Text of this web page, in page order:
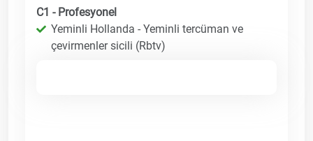
C1 - Profesyonel
Yeminli Hollanda - Yeminli tercüman ve
çevirmenler sicili (Rbtv)